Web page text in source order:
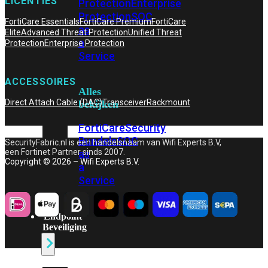
ProtectionEnterprise
ProtectionSOC
as
a
Service
Alles
bekijken
FortiCareSecurity
BundelsSOC
as
a
Service
Endpoint
Beveiliging
FortiCare EssentialsFortiCare PremiumFortiCare
EliteAdvanced Threat ProtectionUnified Threat
ProtectionEnterprise Protection
ACCESSOIRES
Direct Attach Cable (DAC)TransceiverRackmount
SecurityFabric.nl is een handelsnaam van Wifi Experts B.V,
een Fortinet Partner sinds 2007.
Copyright © 2026 – Wifi Experts B.V.